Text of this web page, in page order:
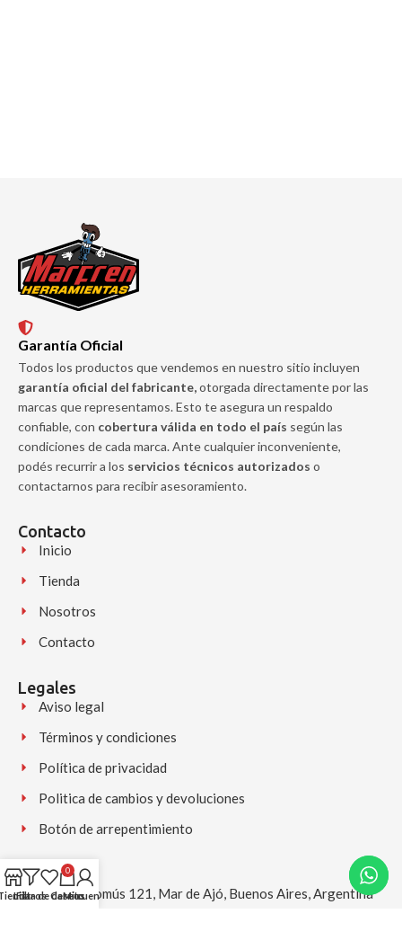
Garantía Oficial
Todos los productos que vendemos en nuestro sitio incluyen
garantía oficial del fabricante,otorgada directamente por las
marcas que representamos. Esto te asegura un respaldo
confiable, con cobertura válida en todo el país según las
condiciones de cada marca. Ante cualquier inconveniente,
podés recurrir a los servicios técnicos autorizados o
contactarnos para recibir asesoramiento.
Contacto
Inicio
Tienda
Nosotros
Contacto
Legales
Aviso legal
Términos y condiciones
Política de privacidad
Politica de cambios y devoluciones
Botón de arrepentimiento
Contacto
Av. Chascomús 121, Mar de Ajó, Buenos Aires, Argentina
Filtros
Lista de deseos
0
Carrito
Mi cuenta